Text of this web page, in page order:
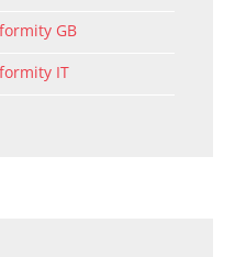
GB
IT